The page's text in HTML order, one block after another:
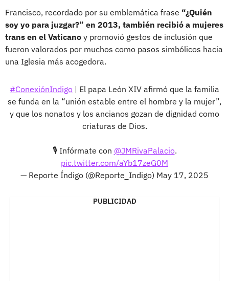
Francisco, recordado por su emblemática frase “¿Quién
soy yo para juzgar?” en 2013, también recibió a mujeres
trans en el Vaticano y promovió gestos de inclusión que
fueron valorados por muchos como pasos simbólicos hacia
una Iglesia más acogedora.
#ConexiónIndigo | El papa León XIV afirmó que la familia
se funda en la “unión estable entre el hombre y la mujer”,
y que los nonatos y los ancianos gozan de dignidad como
criaturas de Dios.
🎙 Infórmate con @JMRivaPalacio.
pic.twitter.com/aYb17zeG0M
— Reporte Índigo (@Reporte_Indigo) May 17, 2025
PUBLICIDAD